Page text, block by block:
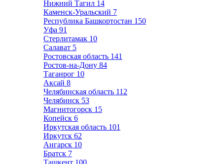
Нижний Тагил 14
Каменск-Уральский 7
Республика Башкортостан 150
Уфа 91
Стерлитамак 10
Салават 5
Ростовская область 141
Ростов-на-Дону 84
Таганрог 10
Аксай 8
Челябинская область 112
Челябинск 53
Магнитогорск 15
Копейск 6
Иркутская область 101
Иркутск 62
Ангарск 10
Братск 7
Ташкент 100